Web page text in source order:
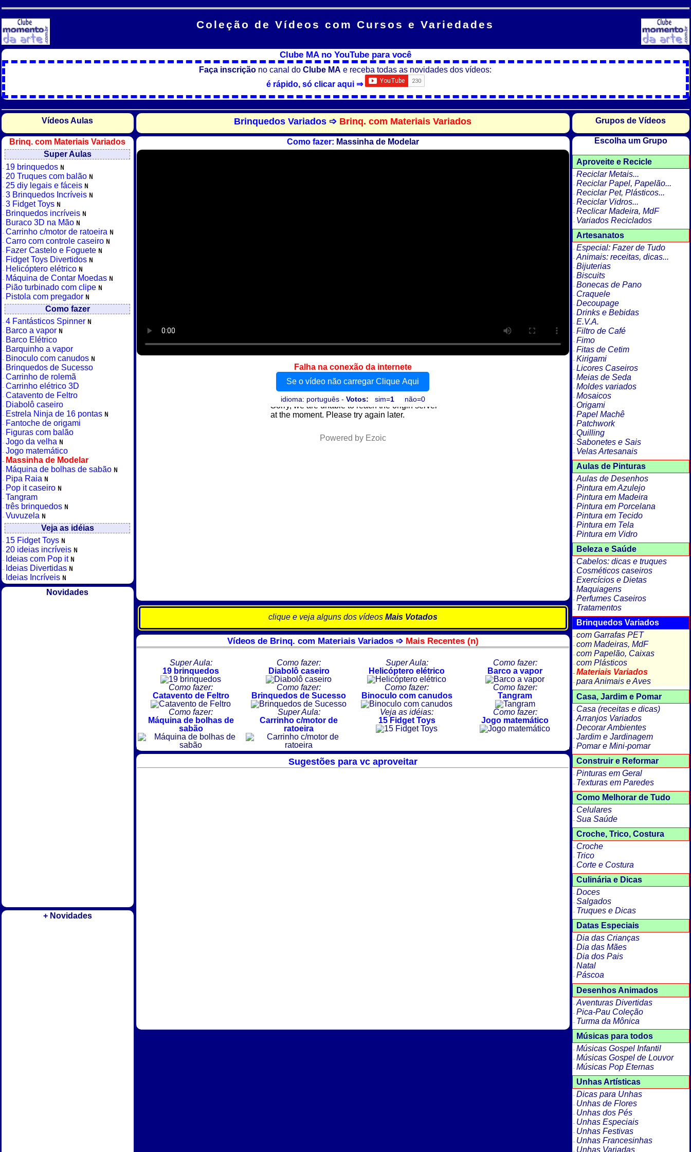
Coleção de Vídeos com Cursos e Variedades
Clube MA no YouTube para você
Faça inscrição no canal doClube MA e receba todas as novidades dos vídeos:
é rápido, só clicar aqui ⇒
Vídeos Aulas
Brinq. com Materiais Variados
Super Aulas
19 brinquedos
20 Truques com balão
25 diy legais e fáceis
3 Brinquedos Incríveis
3 Fidget Toys
Brinquedos incríveis
Buraco 3D na Mão
Carrinho c/motor de ratoeira
Carro com controle caseiro
Fazer Castelo e Foguete
Fidget Toys Divertidos
Helicóptero elétrico
Máquina de Contar Moedas
Pião turbinado com clipe
Pistola com pregador
Como fazer
4 Fantásticos Spinner
Barco a vapor
Barco Elétrico
Barquinho a vapor
Binoculo com canudos
Brinquedos de Sucesso
Carrinho de rolemã
Carrinho elétrico 3D
Catavento de Feltro
Diabolô caseiro
Estrela Ninja de 16 pontas
Fantoche de origami
Figuras com balão
Jogo da velha
Jogo matemático
Massinha de Modelar
Máquina de bolhas de sabão
Pipa Raia
Pop it caseiro
Tangram
três brinquedos
Vuvuzela
Veja as idéias
15 Fidget Toys
20 ideias incríveis
Ideias com Pop it
Ideias Divertidas
Ideias Incríveis
Novidades
+ Novidades
Brinquedos Variados ➩ Brinq. com Materiais Variados
Como fazer: Massinha de Modelar
Falha na conexão da internete
Se o vídeo não carregar Clique Aqui
idioma: português - Votos: sim=1não=0
clique e veja alguns dos vídeos Mais Votados
Vídeos de Brinq. com Materiais Variados ➩ Mais Recentes (n)
Super Aula:
19 brinquedos
Como fazer:
Diabolô caseiro
Super Aula:
Helicóptero elétrico
Como fazer:
Barco a vapor
Como fazer:
Catavento de Feltro
Como fazer:
Brinquedos de Sucesso
Como fazer:
Binoculo com canudos
Como fazer:
Tangram
Como fazer:
Máquina de bolhas de
sabão
Super Aula:
Carrinho c/motor de
ratoeira
Veja as idéias:
15 Fidget Toys
Como fazer:
Jogo matemático
Sugestões para vc aproveitar
Grupos de Vídeos
Escolha um Grupo
Aproveite e Recicle
Reciclar Metais...
Reciclar Papel, Papelão...
Reciclar Pet, Plásticos...
Reciclar Vidros...
Reclicar Madeira, MdF
Variados Reciclados
Artesanatos
Especial: Fazer de Tudo
Animais: receitas, dicas...
Bijuterias
Biscuits
Bonecas de Pano
Craquele
Decoupage
Drinks e Bebidas
E.V.A.
Filtro de Café
Fimo
Fitas de Cetim
Kirigami
Licores Caseiros
Meias de Seda
Moldes variados
Mosaicos
Origami
Papel Machê
Patchwork
Quilling
Sabonetes e Sais
Velas Artesanais
Aulas de Pinturas
Aulas de Desenhos
Pintura em Azulejo
Pintura em Madeira
Pintura em Porcelana
Pintura em Tecido
Pintura em Tela
Pintura em Vidro
Beleza e Saúde
Cabelos: dicas e truques
Cosméticos caseiros
Exercícios e Dietas
Maquiagens
Perfumes Caseiros
Tratamentos
Brinquedos Variados
com Garrafas PET
com Madeiras, MdF
com Papelão, Caixas
com Plásticos
Materiais Variados
para Animais e Aves
Casa, Jardim e Pomar
Casa (receitas e dicas)
Arranjos Variados
Decorar Ambientes
Jardim e Jardinagem
Pomar e Mini-pomar
Construir e Reformar
Pinturas em Geral
Texturas em Paredes
Como Melhorar de Tudo
Celulares
Sua Saúde
Croche, Trico, Costura
Croche
Trico
Corte e Costura
Culinária e Dicas
Doces
Salgados
Truques e Dicas
Datas Especiais
Dia das Crianças
Dia das Mães
Dia dos Pais
Natal
Páscoa
Desenhos Animados
Aventuras Divertidas
Pica-Pau Coleção
Turma da Mônica
Músicas para todos
Músicas Gospel Infantil
Músicas Gospel de Louvor
Músicas Pop Eternas
Unhas Artísticas
Dicas para Unhas
Unhas de Flores
Unhas dos Pés
Unhas Especiais
Unhas Festivas
Unhas Francesinhas
Unhas Variadas